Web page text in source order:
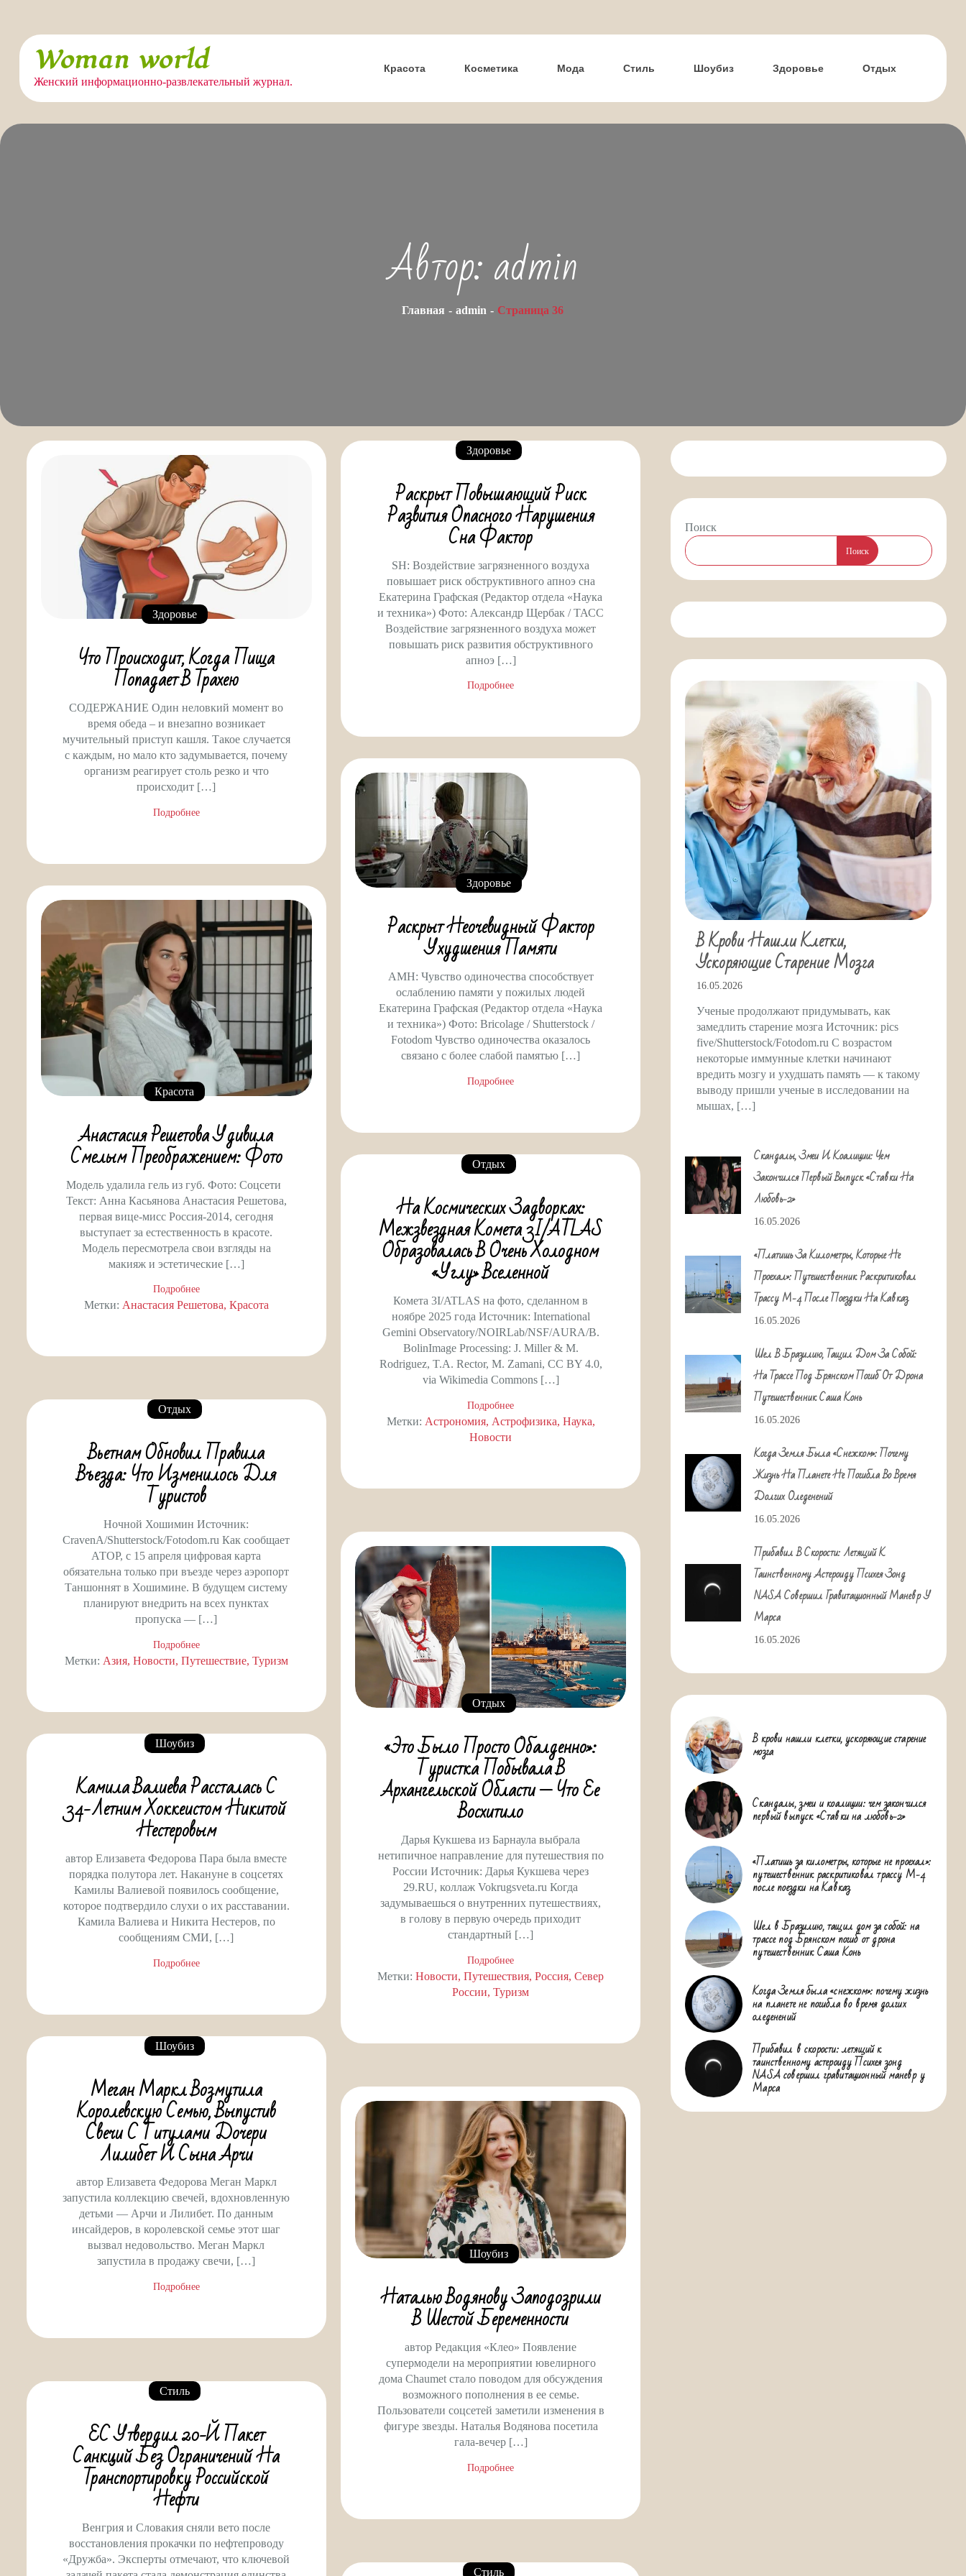
Перейти
содержимомуWoman world
Женский информационно-развлекательный журнал.
Красота Косметика Мода Стиль Шоубиз Здоровье Отдых
Автор:admin
Главная admin Страница 36
Здоровье
Что Происходит, Когда Пища
Попадает В Трахею
СОДЕРЖАНИЕ Один неловкий момент во
время обеда – и внезапно возникает
мучительный приступ кашля. Такое случается
с каждым, но мало кто задумывается, почему
организм реагирует столь резко и что
происходит […]
Подробнее
Здоровье
Раскрыт Повышающий Риск
Развития Опасного Нарушения
Сна Фактор
SH: Воздействие загрязненного воздуха
повышает риск обструктивного апноэ сна
Екатерина Графская (Редактор отдела «Наука
и техника») Фото: Александр Щербак / ТАСС
Воздействие загрязненного воздуха может
повышать риск развития обструктивного
апноэ […]
Подробнее
Здоровье
Раскрыт Неочевидный Фактор
Ухудшения Памяти
AMH: Чувство одиночества способствует
ослаблению памяти у пожилых людей
Екатерина Графская (Редактор отдела «Наука
и техника») Фото: Bricolage / Shutterstock /
Fotodom Чувство одиночества оказалось
связано с более слабой памятью […]
Подробнее
Красота
Анастасия Решетова Удивила
Смелым Преображением: Фото
Модель удалила гель из губ. Фото: Соцсети
Текст: Анна Касьянова Анастасия Решетова,
первая вице-мисс Россия-2014, сегодня
выступает за естественность в красоте.
Модель пересмотрела свои взгляды на
макияж и эстетические […]
Подробнее
Метки: Анастасия Решетова Красота
Отдых
На Космических Задворках:
Межзвездная Комета 3I/ATLAS
Образовалась В Очень Холодном
«углу» Вселенной
Комета 3I/ATLAS на фото, сделанном в
ноябре 2025 года Источник: International
Gemini Observatory/NOIRLab/NSF/AURA/B.
BolinImage Processing: J. Miller & M.
Rodriguez, T.A. Rector, M. Zamani, CC BY 4.0,
via Wikimedia Commons […]
Подробнее
Метки: Астрономия Астрофизика Наука
Новости
Отдых
Вьетнам Обновил Правила
Въезда: Что Изменилось Для
Туристов
Ночной Хошимин Источник:
CravenA/Shutterstock/Fotodom.ru Как сообщает
АТОР, с 15 апреля цифровая карта
обязательна только при въезде через аэропорт
Таншоннят в Хошимине. В будущем систему
планируют внедрить на всех пунктах
пропуска — […]
Подробнее
Метки: Азия Новости Путешествие Туризм
Отдых
«Это Было Просто Обалденно»:
Туристка Побывала В
Архангельской Области — Что Ее
Восхитило
Дарья Кукшева из Барнаула выбрала
нетипичное направление для путешествия по
России Источник: Дарья Кукшева через
29.RU, коллаж Vokrugsveta.ru Когда
задумываешься о внутренних путешествиях,
в голову в первую очередь приходит
стандартный […]
Подробнее
Метки:Новости Путешествия Россия Север
России Туризм
Шоубиз
Камила Валиева Рассталась С
34-Летним Хоккеистом Никитой
Нестеровым
автор Елизавета Федорова Пара была вместе
порядка полутора лет. Накануне в соцсетях
Камилы Валиевой появилось сообщение,
которое подтвердило слухи о их расставании.
Камила Валиева и Никита Нестеров, по
сообщениям СМИ, […]
Подробнее
Шоубиз
Меган Маркл Возмутила
Королевскую Семью, Выпустив
Свечи С Титулами Дочери
Лилибет И Сына Арчи
автор Елизавета Федорова Меган Маркл
запустила коллекцию свечей, вдохновленную
детьми — Арчи и Лилибет. По данным
инсайдеров, в королевской семье этот шаг
вызвал недовольство. Меган Маркл
запустила в продажу свечи, […]
Подробнее
Шоубиз
Наталью Водянову Заподозрили
В Шестой Беременности
автор Редакция «Клео» Появление
супермодели на мероприятии ювелирного
дома Chaumet стало поводом для обсуждения
возможного пополнения в ее семье.
Пользователи соцсетей заметили изменения в
фигуре звезды. Наталья Водянова посетила
гала-вечер […]
Подробнее
Стиль
ЕС Утвердил 20-Й Пакет
Санкций Без Ограничений На
Транспортировку Российской
Нефти
Венгрия и Словакия сняли вето после
восстановления прокачки по нефтепроводу
«Дружба». Эксперты отмечают, что ключевой
Стиль
Поиск
Поиск
В Крови Нашли Клетки,
Ускоряющие Старение Мозга
16.05.2026
Ученые продолжают придумывать, как
замедлить старение мозга Источник: pics
five/Shutterstock/Fotodom.ru С возрастом
некоторые иммунные клетки начинают
вредить мозгу и ухудшать память — к такому
выводу пришли ученые в исследовании на
мышах, […]
Скандалы, Змеи И Коалиции: Чем
Закончился Первый Выпуск «Ставки На
Любовь-2»
16.05.2026
«Платишь За Километры, Которые Не
Проехал»: Путешественник Раскритиковал
Трассу М-4 После Поездки На Кавказ
16.05.2026
Шел В Бразилию, Тащил Дом За Собой:
На Трассе Под Брянском Погиб От Дрона
Путешественник Саша Конь
16.05.2026
Когда Земля Была «снежком»: Почему
Жизнь На Планете Не Погибла Во Время
Долгих Оледенений
16.05.2026
Прибавил В Скорости: Летящий К
Таинственному Астероиду Психея Зонд
NASA Совершил Гравитационный Маневр У
Марса
16.05.2026
В крови нашли клетки, ускоряющие старение
мозга
Скандалы, змеи и коалиции: чем закончился
первый выпуск «Ставки на любовь-2»
«Платишь за километры, которые не проехал»:
путешественник раскритиковал трассу М-4
после поездки на Кавказ
Шел в Бразилию, тащил дом за собой: на
трассе под Брянском погиб от дрона
путешественник Саша Конь
Когда Земля была «снежком»: почему жизнь
на планете не погибла во время долгих
оледенений
Прибавил в скорости: летящий к
таинственному астероиду Психея зонд
NASA совершил гравитационный маневр у
Марса